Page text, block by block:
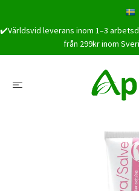
✔️Världsvid leverans inom 1–3
från 299kr inom